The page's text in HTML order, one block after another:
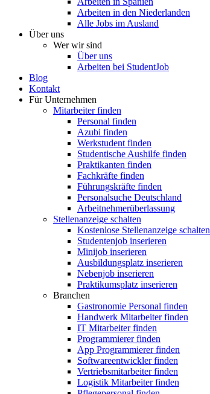
Arbeiten in den Niederlanden
Alle Jobs im Ausland
Über uns
Wer wir sind
Über uns
Arbeiten bei StudentJob
Blog
Kontakt
Für Unternehmen
Mitarbeiter finden
Personal finden
Azubi finden
Werkstudent finden
Studentische Aushilfe finden
Praktikanten finden
Fachkräfte finden
Führungskräfte finden
Personalsuche Deutschland
Arbeitnehmerüberlassung
Stellenanzeige schalten
Kostenlose Stellenanzeige schalten
Studentenjob inserieren
Minijob inserieren
Ausbildungsplatz inserieren
Nebenjob inserieren
Praktikumsplatz inserieren
Branchen
Gastronomie Personal finden
Handwerk Mitarbeiter finden
IT Mitarbeiter finden
Programmierer finden
App Programmierer finden
Softwareentwickler finden
Vertriebsmitarbeiter finden
Logistik Mitarbeiter finden